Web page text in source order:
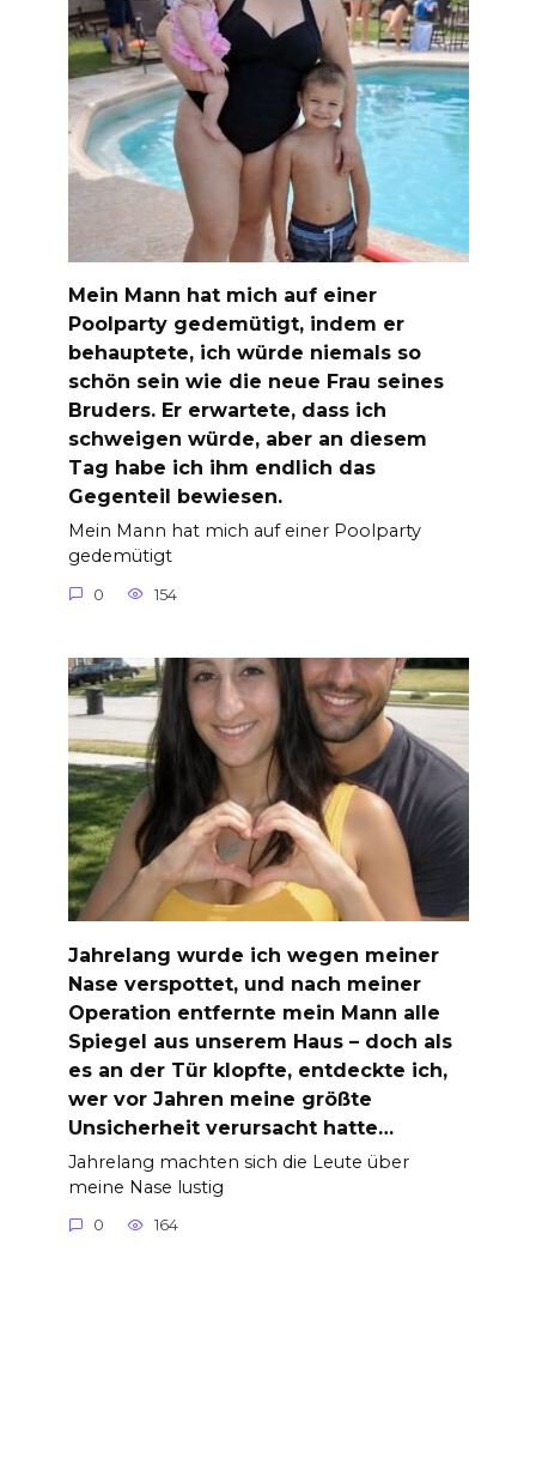
Mein Mann hat mich auf einer
Poolparty gedemütigt, indem er
behauptete, ich würde niemals so
schön sein wie die neue Frau seines
Bruders. Er erwartete, dass ich
schweigen würde, aber an diesem
Tag habe ich ihm endlich das
Gegenteil bewiesen.
Mein Mann hat mich auf einer Poolparty
gedemütigt
0 154
Jahrelang wurde ich wegen meiner
Nase verspottet, und nach meiner
Operation entfernte mein Mann alle
Spiegel aus unserem Haus – doch als
es an der Tür klopfte, entdeckte ich,
wer vor Jahren meine größte
Unsicherheit verursacht hatte…
Jahrelang machten sich die Leute über
meine Nase lustig
0 164